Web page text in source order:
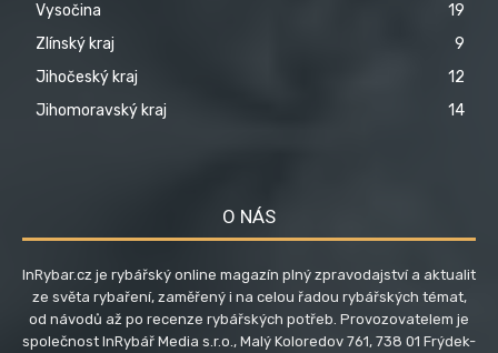
Vysočina
19
Zlínský kraj
9
Jihočeský kraj
12
Jihomoravský kraj
14
O NÁS
InRybar.cz je rybářský online magazín plný zpravodajství a aktualit
ze světa rybaření, zaměřený i na celou řadou rybářských témat,
od návodů až po recenze rybářských potřeb. Provozovatelem je
společnost InRybář Media s.r.o., Malý Koloredov 761, 738 01 Frýdek-